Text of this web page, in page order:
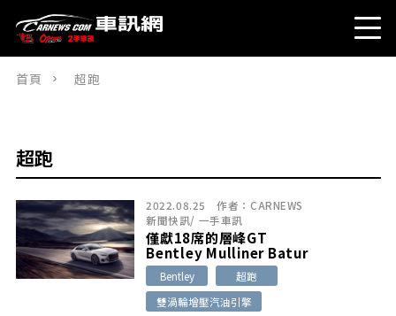
首頁 超跑
超跑
2022.08.25 作者： CARNEWS
新聞快訊/ 一手車訊
僅獻18席的層峰GT
Bentley Mulliner Batur
Bentley
超跑
雙渦輪增壓汽油引擎